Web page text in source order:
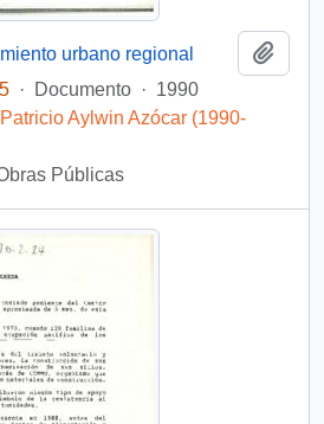
urbano regional
· Documento · 1990
Aylwin Azócar (1990-
Públicas